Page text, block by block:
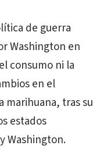
de guerra
Washington en
consumo ni la
en el
tras su
estados
Washington.